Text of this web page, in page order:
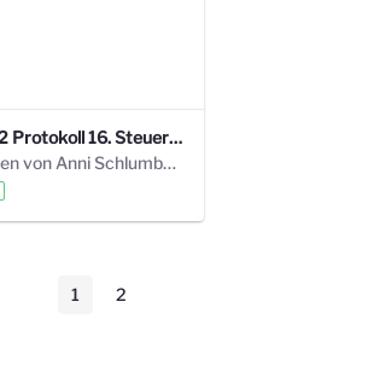
20160622 Protokoll 16. Steuerungskreis.pdf
vor 5 Jahren von Anni Schlumberger
Seite
1 Seite
2